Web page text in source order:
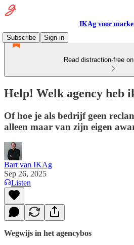
IKAg voor
Subscribe
Sign in
Read distraction-free
Help! Welk agency heb
Of hoe je als bedrijf geen
alleen maar van zijn eigen
Bart van IKAg
Sep 26, 2025
Listen
Wegwijs in het agencybos